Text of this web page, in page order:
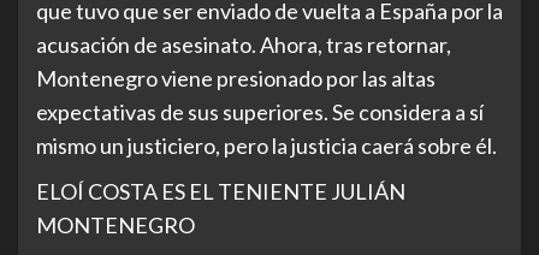
que tuvo que ser enviado de vuelta a España por la
acusación de asesinato. Ahora, tras retornar,
Montenegro viene presionado por las altas
expectativas de sus superiores. Se considera a sí
mismo un justiciero, pero la justicia caerá sobre él.
ELOÍ COSTA ES EL TENIENTE JULIÁN
MONTENEGRO